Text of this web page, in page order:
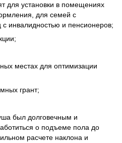
для установки в помещениях
для семей с
инвалидностью и пенсионеров;
местах для оптимизации
грант;
был долговечным и
о подъеме пола до
расчете наклона и